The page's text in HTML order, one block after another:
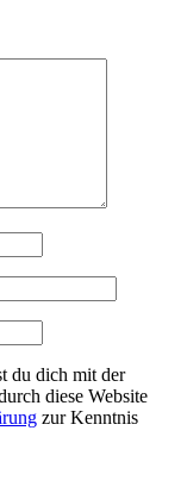
du dich mit der
diese Website
zur Kenntnis